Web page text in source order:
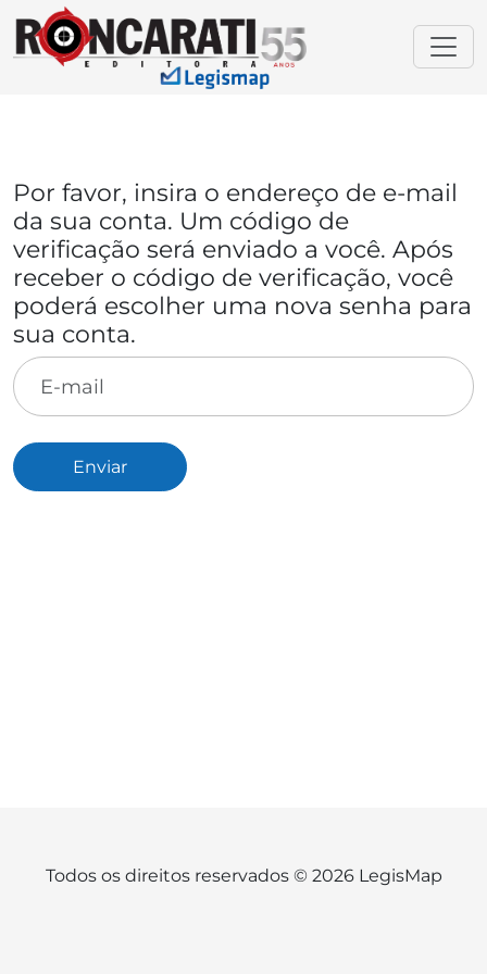
Por favor, insira o endereço de e-mail
da sua conta. Um código de
verificação será enviado a você. Após
receber o código de verificação, você
poderá escolher uma nova senha para
sua conta.
E-mail
Captcha
Enviar
Todos os direitos reservados © 2026 LegisMap